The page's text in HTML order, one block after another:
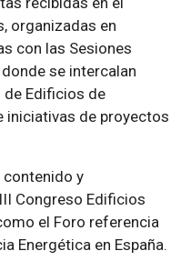
organizadas en
con las Sesiones
se intercalan
de Edificios de
iniciativas de proyectos
contenido y
Congreso Edificios
el Foro referencia
Energética en España.